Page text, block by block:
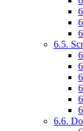
6.5.
6.6.